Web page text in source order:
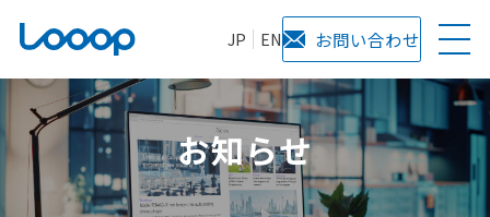
JP EN お問い合わせ
お知らせ